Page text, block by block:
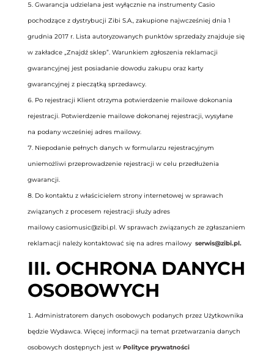
Gwarancja udzielana jest wyłącznie na instrumenty Casio
pochodzące z dystrybucji Zibi S.A., zakupione najwcześniej dnia 1
grudnia 2017 r. Lista autoryzowanych punktów sprzedaży znajduje się
w zakładce „Znajdź sklep”. Warunkiem zgłoszenia reklamacji
gwarancyjnej jest posiadanie dowodu zakupu oraz karty
gwarancyjnej z pieczątką sprzedawcy.
Po rejestracji Klient otrzyma potwierdzenie mailowe dokonania
rejestracji. Potwierdzenie mailowe dokonanej rejestracji, wysyłane
na podany wcześniej adres mailowy.
Niepodanie pełnych danych w formularzu rejestracyjnym
uniemożliwi przeprowadzenie rejestracji w celu przedłużenia
gwarancji.
Do kontaktu z właścicielem strony internetowej w sprawach
związanych z procesem rejestracji służy adres
mailowycasiomusic@zibi.pl. W sprawach związanych ze zgłaszaniem
reklamacji należy kontaktować się na adres mailowy serwis@zibi.pl.
III. OCHRONA DANYCH
OSOBOWYCH
Administratorem danych osobowych podanych przez Użytkownika
będzie Wydawca. Więcej informacji na temat przetwarzania danych
osobowych dostępnych jest w Polityce prywatności